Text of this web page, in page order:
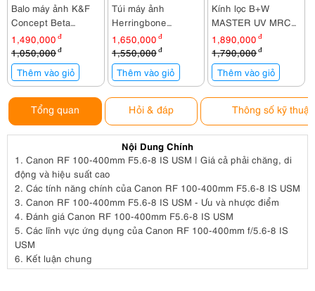
Balo máy ảnh K&F
Concept Beta
KF13.140
1,490,000 đ
1,050,000đ
Thêm vào giỏ
Túi máy ảnh
Herringbone
Timecode Small
Charcoal
1,650,000 đ
1,550,000 đ
Thêm vào giỏ
Kính lọc B+W
MASTER UV MRC
Nano 67mm
1,890,000 đ
1,790,000đ
Thêm vào giỏ
Tổng quan Hỏi & đáp Thông số kỹ thuật
Nội Dung Chính
1. Canon RF 100-400mm F5.6-8 IS USM | Giá cả phải chăng, di
động và hiệu suất cao
2. Các tính năng chính của Canon RF 100-400mm F5.6-8 IS USM
3. Canon RF 100-400mm F5.6-8 IS USM - Ưu và nhược điểm
4. Đánh giá Canon RF 100-400mm F5.6-8 IS USM
5. Các lĩnh vực ứng dụng của Canon RF 100-400mm f/5.6-8 IS
USM
6. Kết luận chung